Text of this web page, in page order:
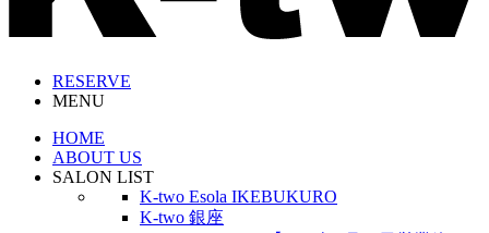
RESERVE
MENU
HOME
ABOUT US
SALON LIST
K-two Esola IKEBUKURO
K-two 銀座